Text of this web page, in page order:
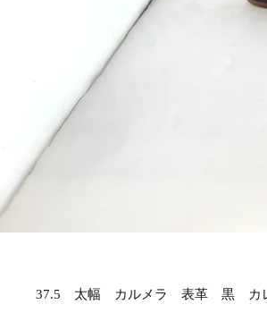
37.5 太幅 カルメラ 表革 黒 カ